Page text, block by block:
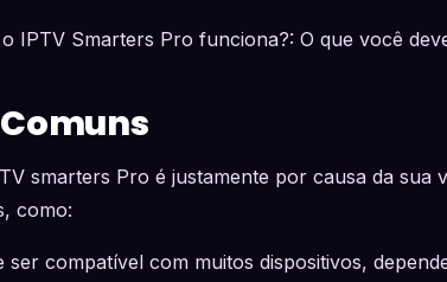
o IPTV Smarters Pro funciona?: O que você
smarters Pro é justamente por causa da sua
como:
ser compatível com muitos dispositivos,